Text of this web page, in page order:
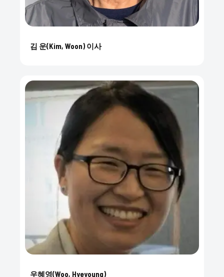
김 운(Kim, Woon) 이사
우혜영(Woo, Hyeyoung)